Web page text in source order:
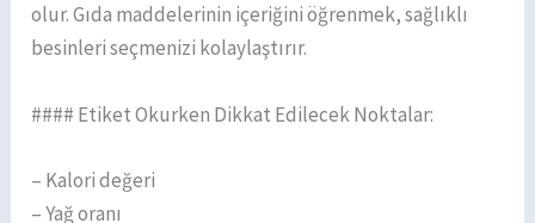
olur. Gıda maddelerinin içeriğini öğrenmek, sağlıklı
besinleri seçmenizi kolaylaştırır.
#### Etiket Okurken Dikkat Edilecek Noktalar:
– Kalori değeri
– Yağ oranı